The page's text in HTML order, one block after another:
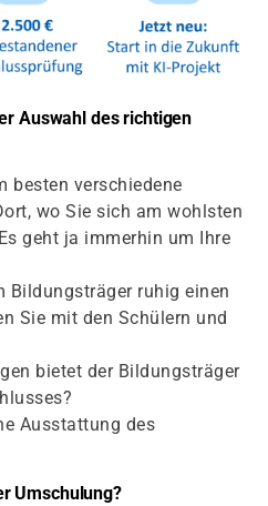
Auswahl des richtigen
besten verschiedene
wo Sie sich am wohlsten
geht ja immerhin um Ihre
Bildungsträger ruhig einen
Sie mit den Schülern und
bietet der Bildungsträger
Ausstattung des
Umschulung?